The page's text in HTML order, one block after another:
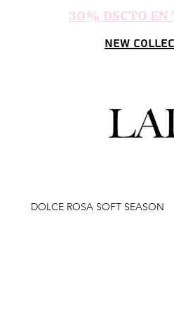
30% DSCTO EN
NEW
DOLCE ROSA SOFT SEASON